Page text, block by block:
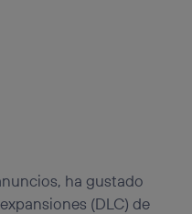
ha gustado
(DLC) de